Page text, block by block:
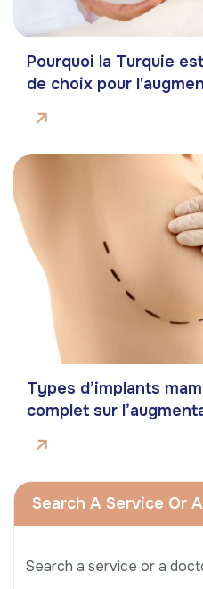
Pourquoi la Turquie
de choix pour
Types d’implants
complet sur
Search A Service Or